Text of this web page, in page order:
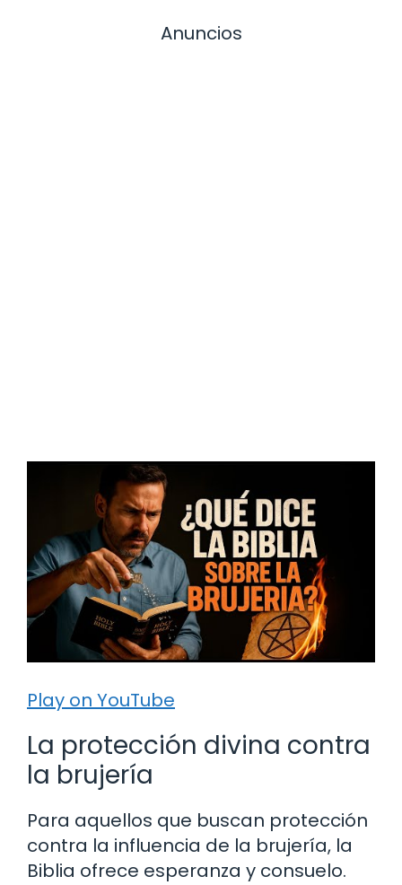
Anuncios
Play on YouTube
La protección divina contra
la brujería
Para aquellos que buscan protección
contra la influencia de la brujería, la
Biblia ofrece esperanza y consuelo.